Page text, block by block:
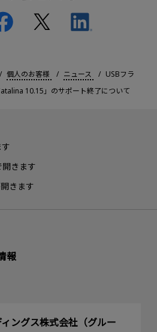
個人のお客様 ニュース
USBフラ
10.15」のサポート終了について
きます
きます
報
ングス株式会社（グルー